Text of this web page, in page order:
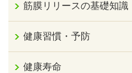
筋膜リリースの基礎知識
健康習慣・予防
健康寿命